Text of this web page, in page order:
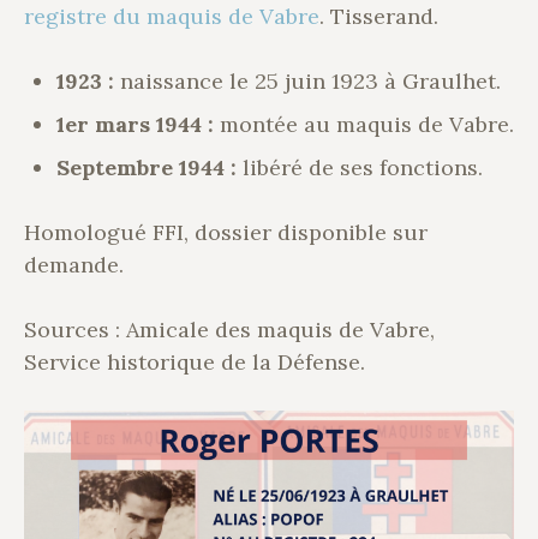
registre du maquis de Vabre. Tisserand.
1923 : naissance le 25 juin 1923 à Graulhet.
1er mars 1944 : montée au maquis de Vabre.
Septembre 1944 : libéré de ses fonctions.
Homologué FFI, dossier disponible sur
demande.
Sources : Amicale des maquis de Vabre,
Service historique de la Défense.